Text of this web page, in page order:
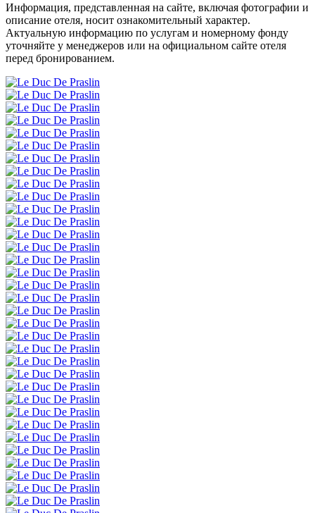
Информация, представленная на сайте, включая фотографии и
описание отеля, носит ознакомительный характер.
Актуальную информацию по услугам и номерному фонду
уточняйте у менеджеров или на официальном сайте отеля
перед бронированием.